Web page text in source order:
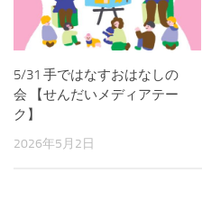
5/31 手ではなすおはなしの
会 【せんだいメディアテー
ク】
2026年5月2日